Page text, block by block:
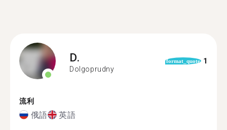
D.
Dolgoprudny
format_quote 1
流利
俄語 英語